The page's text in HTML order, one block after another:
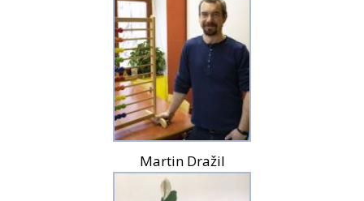
Martin Dražil